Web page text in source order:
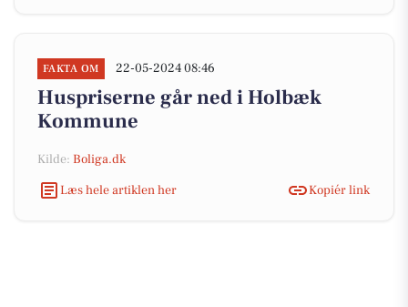
FAKTA OM 22-05-2024 08:46
Huspriserne går ned i Holbæk
Kommune
Kilde: Boliga.dk
Læs hele artiklen her
Kopiér link